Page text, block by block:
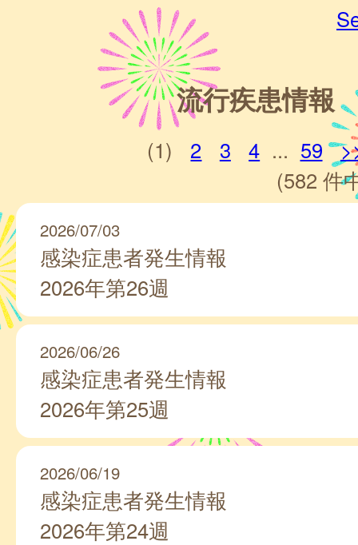
流行疾患情報
(1) 2 3 4 ... 59
(582 件
2026/07/03
感染症患者発生情報
2026年第26週
2026/06/26
感染症患者発生情報
2026年第25週
2026/06/19
感染症患者発生情報
2026年第24週